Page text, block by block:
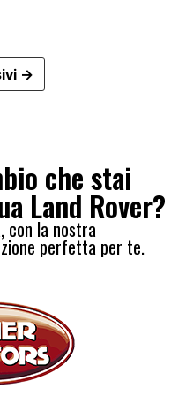
→
che stai
Land Rover?
con la nostra
perfetta per te.